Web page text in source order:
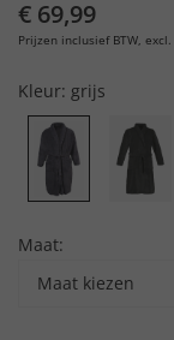
€ 69,99
Prijzen inclusief BTW, excl.
Kleur: grijs
Maat:
Maat kiezen